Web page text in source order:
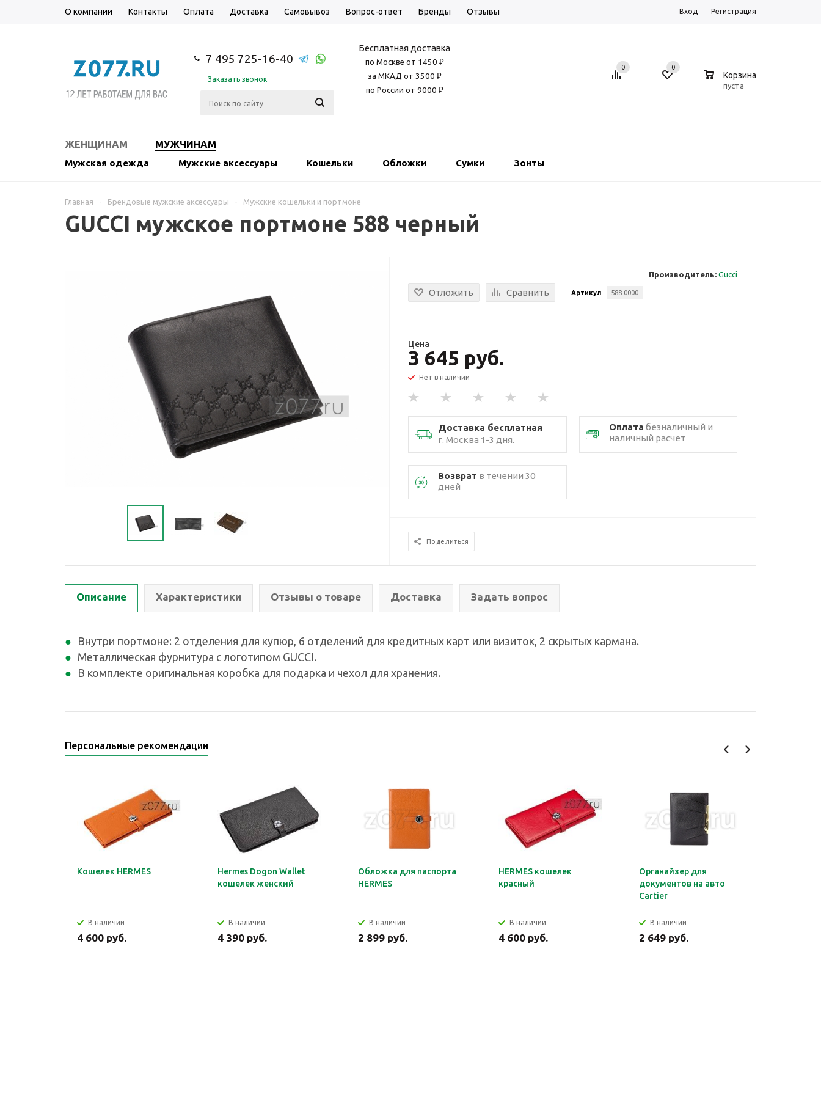
О компании Контакты Оплата Доставка Самовывоз Вопрос-ответ Бренды Отзывы Вход Регистрация
7 495 725-16-40
Заказать звонок
Бесплатная доставка
по Москве от 1450 ₽
за МКАД от 3500 ₽
по России от 9000 ₽
0 0
Корзина
пуста
ЖЕНЩИНАМ МУЖЧИНАМ
Мужская одежда Мужские аксессуары Кошельки Обложки Сумки Зонты
Главная - Брендовые мужские аксессуары - Мужские кошельки и портмоне
GUCCI мужское портмоне 588 черный
Производитель: Gucci
Отложить Сравнить Артикул 588.0000
Цена
3 645 руб.
Нет в наличии
Доставка бесплатная
г. Москва 1-3 дня.
Оплата безналичный и
наличный расчет
Возврат в течении 30
дней
Поделиться
Описание Характеристики Отзывы о товаре Доставка Задать вопрос
Внутри портмоне: 2 отделения для купюр, 6 отделений для кредитных карт или визиток, 2 скрытых кармана.
Металлическая фурнитура с логотипом GUCCI.
В комплекте оригинальная коробка для подарка и чехол для хранения.
Персональные рекомендации
Кошелек HERMES
В наличии
4 600 руб.
Hermes Dogon Wallet
кошелек женский
В наличии
4 390 руб.
Обложка для паспорта
HERMES
В наличии
2 899 руб.
HERMES кошелек
красный
В наличии
4 600 руб.
Органайзер для
документов на авто
Cartier
В наличии
2 649 руб.